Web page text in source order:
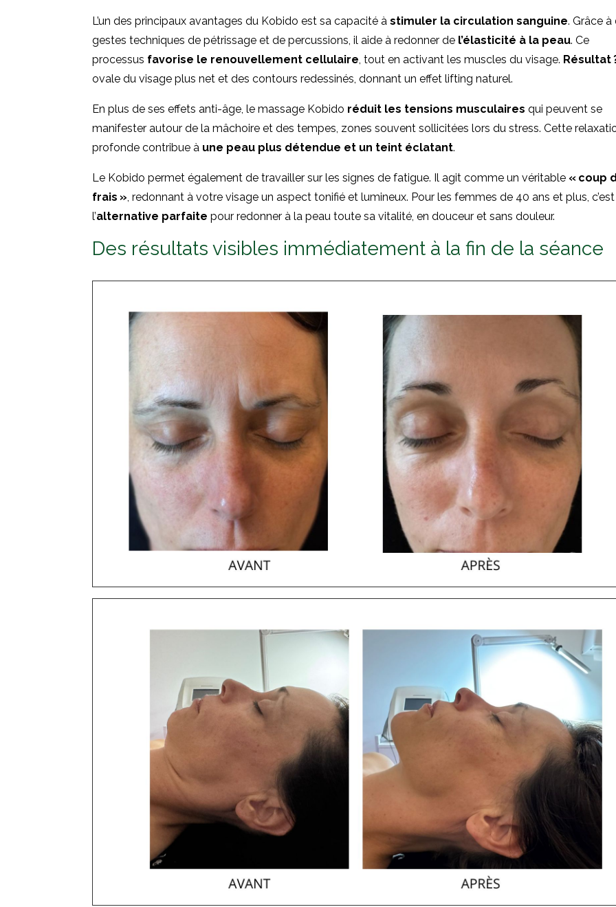
L’un des principaux avantages du Kobido est sa capacité àstimuler la circulation sanguine. Grâce à
gestes techniques de pétrissage et de percussions, il aide à redonner de l’élasticité à la peau. Ce
processus favorise le renouvellement cellulaire , tout en activant les muscles du visage. Résultat
ovale du visage plus net et des contours redessinés, donnant un effet lifting naturel.
En plus de ses effets anti-âge, le massage Kobido réduit les tensions musculaires qui peuvent se
manifester autour de la mâchoire et des tempes, zones souvent sollicitées lors du stress. Cette
profonde contribue à une peau plus détendue et un teint éclatant.
Le Kobido permet également de travailler sur les signes de fatigue. Il agit comme un véritable « coup
frais » , redonnant à votre visage un aspect tonifié et lumineux. Pour les femmes de 40 ans et plus, c’est
l’alternative parfaite pour redonner à la peau toute sa vitalité, en douceur et sans douleur.
Des résultats visibles immédiatement à la fin de la séance